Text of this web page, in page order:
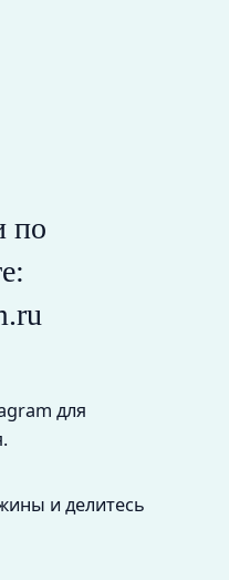
по
для
и делитесь